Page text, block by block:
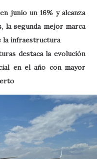
junio un 16% y alcanza
la segunda mejor marca
la infraestructura
destaca la evolución
en el año con mayor